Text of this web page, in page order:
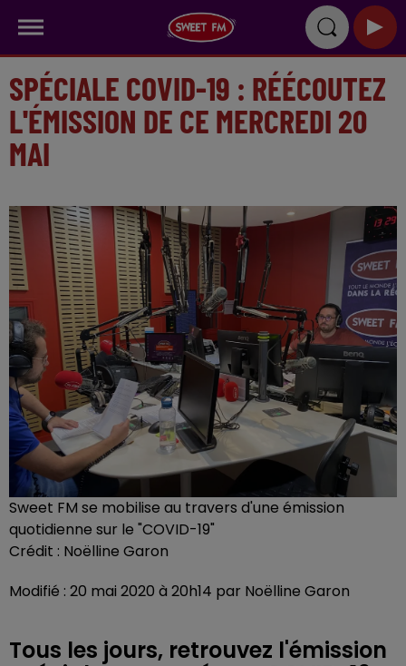
SPÉCIALE COVID-19 : RÉÉCOUTEZ
L'ÉMISSION DE CE MERCREDI 20
MAI
Sweet FM se mobilise au travers d'une émission
quotidienne sur le "COVID-19"
Crédit : Noëlline Garon
Modifié : 20 mai 2020 à 20h14 par Noëlline Garon
Tous les jours, retrouvez l'émission